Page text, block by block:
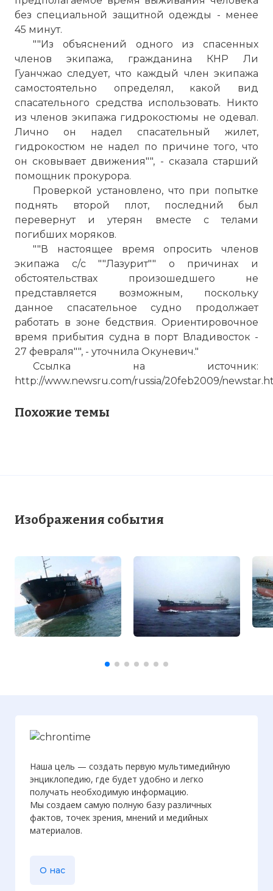
без специальной защитной одежды - менее
45 минут.
""Из объяснений одного из спасенных
членов экипажа, гражданина КНР Ли
Гуанчжао следует, что каждый член экипажа
самостоятельно определял, какой вид
спасательного средства использовать. Никто
из членов экипажа гидрокостюмы не одевал.
Лично он надел спасательный жилет,
гидрокостюм не надел по причине того, что
он сковывает движения"", - сказала старший
помощник прокурора.
Проверкой установлено, что при попытке
поднять второй плот, последний был
перевернут и утерян вместе с телами
погибших моряков.
""В настоящее время опросить членов
экипажа с/с ""Лазурит"" о причинах и
обстоятельствах произошедшего не
представляется возможным, поскольку
данное спасательное судно продолжает
работать в зоне бедствия. Ориентировочное
время прибытия судна в порт Владивосток -
27 февраля"", - уточнила Окуневич."
Ссылка на источник:
http://www.newsru.com/russia/20feb2009/
Похожие темы
Изображения события
Судно «Нью Стар» ходило под флагом
Сьерра-Леоне, имело порт приписки
Фритаун, принадлежало шанхайской
судоходной компании «Джей Рай Лаки
Шипинг»
Фото статьи:
Наша цель — создать первую мультимедийную
энциклопедию, где будет удобно и легко
получать необходимую информацию.
Мы создаем самую полную базу различных
фактов, точек зрения, мнений и медийных
материалов.
О нас